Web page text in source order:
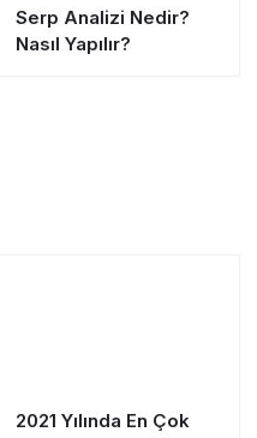
Serp Analizi Nedir?
Nasıl Yapılır?
2021 Yılında En Çok